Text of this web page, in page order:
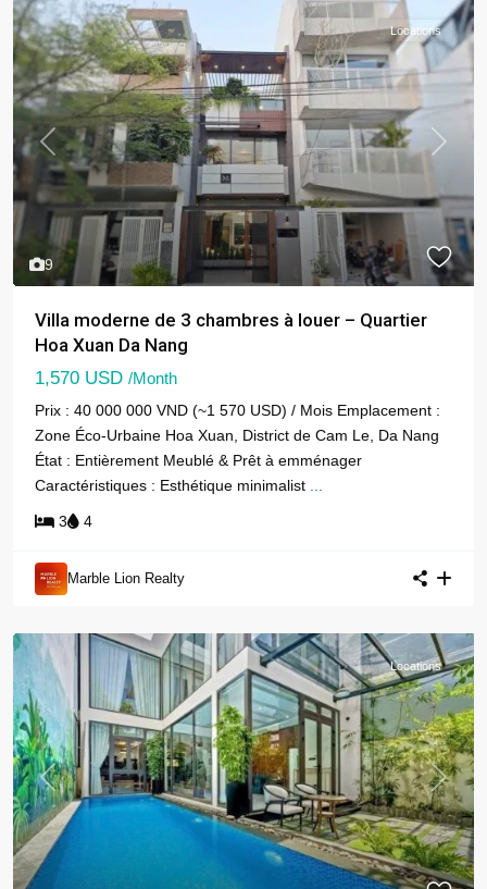
9
Previous Next
Locations
Villa moderne de 3 chambres à louer – Quartier
Hoa Xuan Da Nang
1,570 USD /Month
Prix : 40 000 000 VND (~1 570 USD) / Mois Emplacement :
Zone Éco-Urbaine Hoa Xuan, District de Cam Le, Da Nang
État : Entièrement Meublé & Prêt à emménager
Caractéristiques : Esthétique minimalist
3 4
Marble Lion Realty
Previous Next
Locations